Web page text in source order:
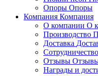
Опоры Опоры
Компания Компания
О компании О
Производство
Доставка
Сотрудничество
Отзывы
Награды и